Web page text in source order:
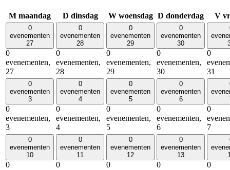
M maandag D dinsdag W woensdag D donderdag V
0
evenementen
27
0
evenementen,
27
0
evenementen
28
0
evenementen,
28
0
evenementen
29
0
evenementen,
29
0
evenementen
30
0
evenementen,
30
0
31
0
evenementen
3
0
evenementen,
3
0
evenementen
4
0
evenementen,
4
0
evenementen
5
0
evenementen,
5
0
evenementen
6
0
evenementen,
6
0
7
0
evenementen
10
0
0
evenementen
11
0
0
evenementen
12
0
0
evenementen
13
0
0